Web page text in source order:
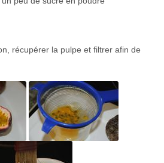
récupérer la pulpe et filtrer afin de